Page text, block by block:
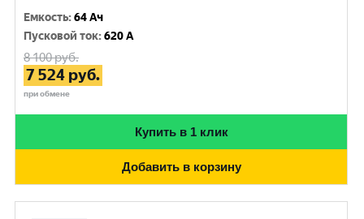
Емкость:64 Ач
Пусковой ток:620 A
8 100руб.
7 524 руб.
при обмене
Купить в 1 клик
Добавить в корзину